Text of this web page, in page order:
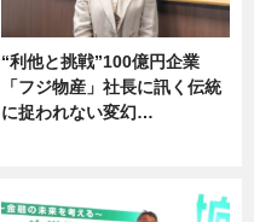
“利他と挑戦”100億円企業
「フジ物産」社長に訊く伝統
に捉われない変幻…